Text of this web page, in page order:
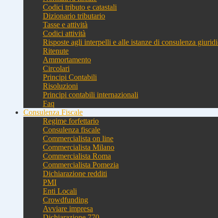
Codici tributo e catastali
Dizionario tributario
Tasse e attività
Codici attività
Risposte agli interpelli e alle istanze di consulenza
Ritenute
Ammortamento
Circolari
Principi Contabili
Risoluzioni
Principi contabili internazionali
Faq
Consulenza Fiscale
Regime forfettario
Consulenza fiscale
Commercialista on line
Commercialista Milano
Commercialista Roma
Commercialista Pomezia
Dichiarazione redditi
PMI
Enti Locali
Crowdfunding
Avviare impresa